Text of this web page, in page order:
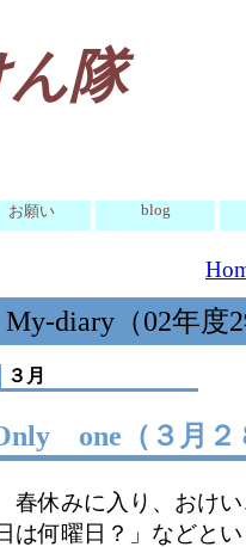
隊
お願い blog
My-diary（02年度
３月
one（３月２
春休みに入り、おけい
は何曜日？」などと